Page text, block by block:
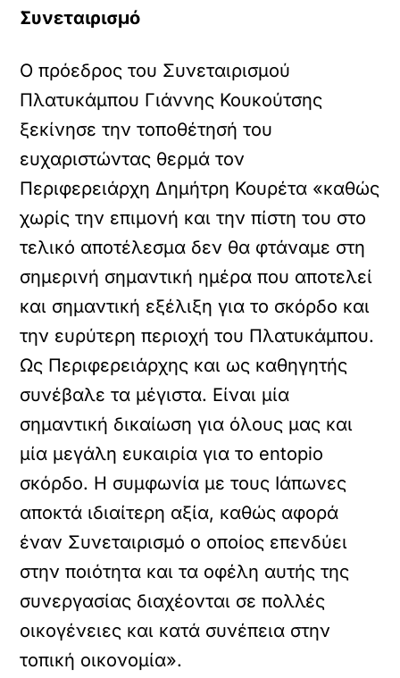
Συνεταιρισμό
Ο πρόεδρος του Συνεταιρισμού
Πλατυκάμπου Γιάννης Κουκούτσης
ξεκίνησε την τοποθέτησή του
ευχαριστώντας θερμά τον
Περιφερειάρχη Δημήτρη Κουρέτα «καθώς
χωρίς την επιμονή και την πίστη του στο
τελικό αποτέλεσμα δεν θα φτάναμε στη
σημερινή σημαντική ημέρα που αποτελεί
και σημαντική εξέλιξη για το σκόρδο και
την ευρύτερη περιοχή του Πλατυκάμπου.
Ως Περιφερειάρχης και ως καθηγητής
συνέβαλε τα μέγιστα. Είναι μία
σημαντική δικαίωση για όλους μας και
μία μεγάλη ευκαιρία για το entopio
σκόρδο. Η συμφωνία με τους Ιάπωνες
αποκτά ιδιαίτερη αξία, καθώς αφορά
έναν Συνεταιρισμό ο οποίος επενδύει
στην ποιότητα και τα οφέλη αυτής της
συνεργασίας διαχέονται σε πολλές
οικογένειες και κατά συνέπεια στην
τοπική οικονομία».